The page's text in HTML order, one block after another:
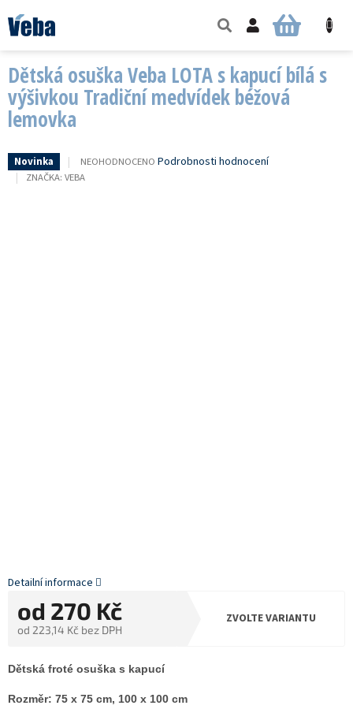
na
obsah
NÁKUPNÍ
Dětská osuška Veba LOTA s kapucí bílá s
výšivkou Tradiční medvídek béžová
lemovka
Novinka
PRŮMĚRNÉ
HODNOCENÍ
NEOHODNOCENO Podrobnosti hodnocení
ZNAČKA: VEBA
od 270 Kč
od 223,14 Kč bez DPH
cena:
ZVOLTE VARIANTU
Dětská froté osuška s kapucí
Rozměr: 75 x 75 cm, 100 x 100 cm
Detailní informace